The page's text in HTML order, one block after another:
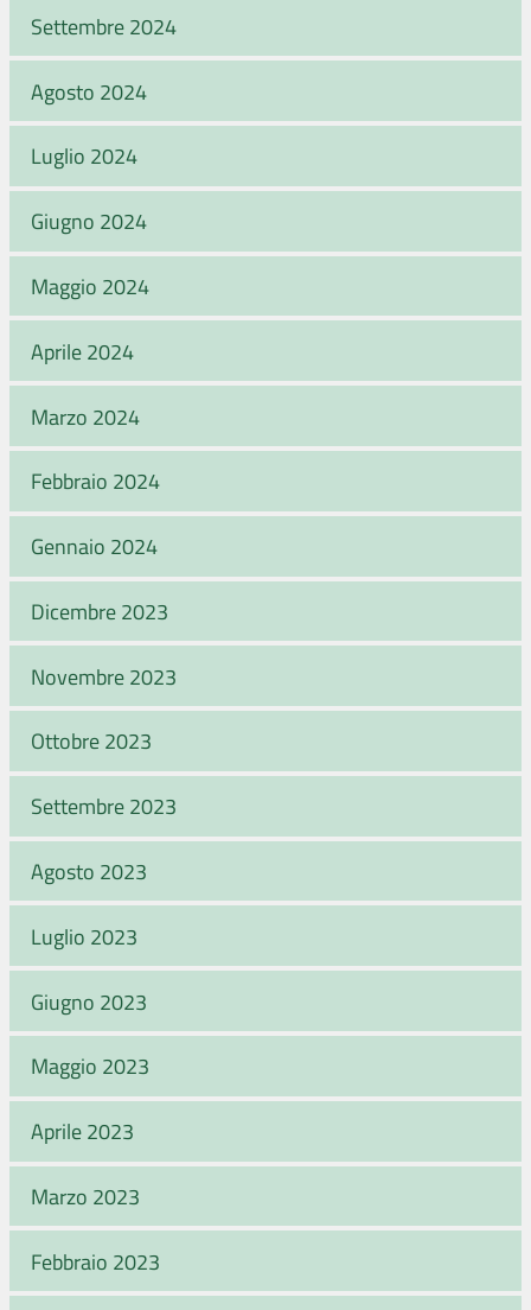
Settembre 2024
Agosto 2024
Luglio 2024
Giugno 2024
Maggio 2024
Aprile 2024
Marzo 2024
Febbraio 2024
Gennaio 2024
Dicembre 2023
Novembre 2023
Ottobre 2023
Settembre 2023
Agosto 2023
Luglio 2023
Giugno 2023
Maggio 2023
Aprile 2023
Marzo 2023
Febbraio 2023